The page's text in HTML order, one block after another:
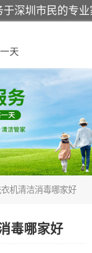
天
机清洁消毒哪家好
毒哪家好